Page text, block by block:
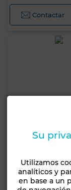
Contactar
Su
Utilizamos
analíticos y
en base a un